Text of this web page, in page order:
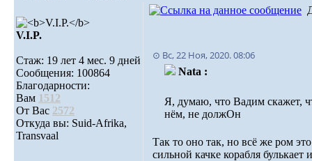
V.I.P.
Стаж: 19 лет 4 мес. 9 дней
Сообщения: 100864
Благодарности:
Вам 1512
От Вас 2572
Откуда вы: Suid-Afrika,
Transvaal
⊙ Вс, 22 Ноя, 2020. 08:06
Nata :
Я, думаю, что Вадим скажет,
нём, не должОн
Так то оно так, но всё же ром
сильной качке корабля булькает